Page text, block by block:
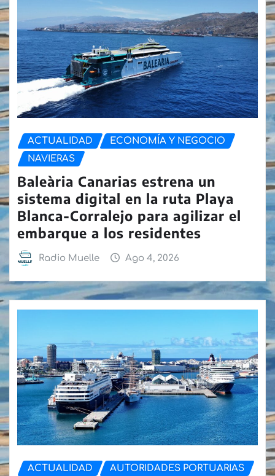
ACTUALIDAD
ECONOMÍA Y NEGOCIO
NAVIERAS
Baleària Canarias estrena un
sistema digital en la ruta Playa
Blanca-Corralejo para agilizar el
embarque a los residentes
Radio Muelle Ago 4, 2026
ACTUALIDAD
AUTORIDADES PORTUARIAS